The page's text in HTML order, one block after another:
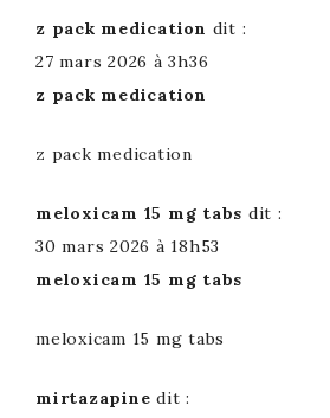
z pack medication dit :
27 mars 2026 à 3h36
z pack medication
z pack medication
meloxicam 15 mg tabs dit :
30 mars 2026 à 18h53
meloxicam 15 mg tabs
meloxicam 15 mg tabs
mirtazapine dit :